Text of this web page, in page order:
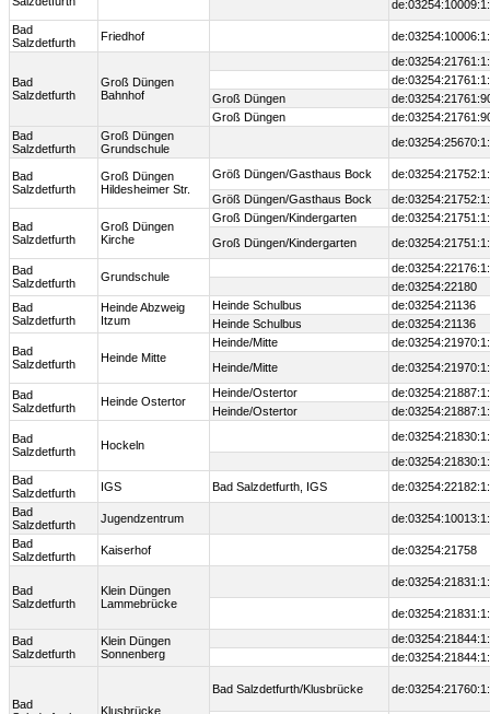
Bad
Salzdetfurth
Friedhof
Bad
Salzdetfurth
Groß Düngen
Bahnhof
Groß Düngen
Groß Düngen
Bad
Salzdetfurth
Groß Düngen
Grundschule
Bad
Salzdetfurth
Groß Düngen
Hildesheimer Str.
Größ Düngen/Gasthaus Bock
Größ Düngen/Gasthaus Bock
Bad
Salzdetfurth
Groß Düngen
Kirche
Groß Düngen/Kindergarten
Groß Düngen/Kindergarten
Bad
Salzdetfurth
Grundschule
de:03254:22180
Bad
Salzdetfurth
Heinde Abzweig
Itzum
Heinde Schulbus
de:03254:21136
Heinde Schulbus
de:03254:21136
Bad
Salzdetfurth
Heinde Mitte
Heinde/Mitte
Heinde/Mitte
Bad
Salzdetfurth
Heinde Ostertor
Heinde/Ostertor
Heinde/Ostertor
Bad
Salzdetfurth
Hockeln
Bad
Salzdetfurth
IGS Bad Salzdetfurth, IGS
Bad
Salzdetfurth
Jugendzentrum
Bad
Salzdetfurth
Kaiserhof de:03254:21758
Bad
Salzdetfurth
Klein Düngen
Lammebrücke
Bad
Salzdetfurth
Klein Düngen
Sonnenberg
Bad
Klusbrücke
Bad Salzdetfurth/Klusbrücke